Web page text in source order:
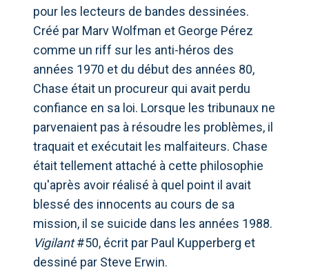
pour les lecteurs de bandes dessinées.
Créé par Marv Wolfman et George Pérez
comme un riff sur les anti-héros des
années 1970 et du début des années 80,
Chase était un procureur qui avait perdu
confiance en sa loi. Lorsque les tribunaux ne
parvenaient pas à résoudre les problèmes, il
traquait et exécutait les malfaiteurs. Chase
était tellement attaché à cette philosophie
qu'après avoir réalisé à quel point il avait
blessé des innocents au cours de sa
mission, il se suicide dans les années 1988.
Vigilant#50, écrit par Paul Kupperberg et
dessiné par Steve Erwin.